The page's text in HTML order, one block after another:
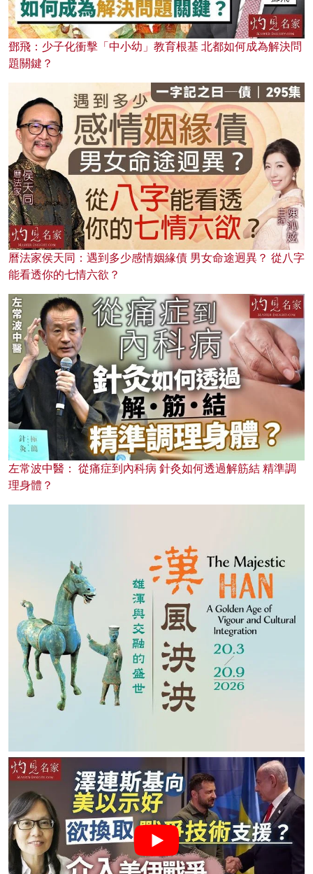
鄧飛：少子化衝擊「中小幼」教育根基 北都如何成為解決問
題關鍵？
曆法家侯天同：遇到多少感情姻緣債 男女命途迥異？ 從八字
能看透你的七情六欲？
左常波中醫： 從痛症到內科病 針灸如何透過解筋結 精準調
理身體？